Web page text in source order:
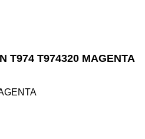
T974 T974320 MAGENTA